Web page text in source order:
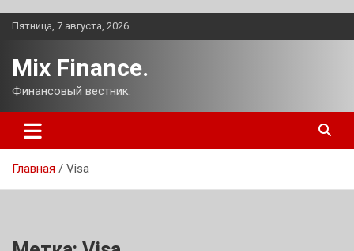
Перейти
Пятница, 7 августа, 2026
Mix Finance.
Финансовый вестник.
Главная Visa